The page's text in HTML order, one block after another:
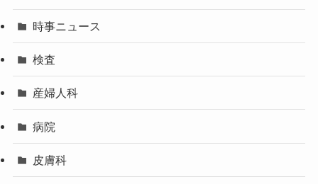
時事ニュース
検査
産婦人科
病院
皮膚科